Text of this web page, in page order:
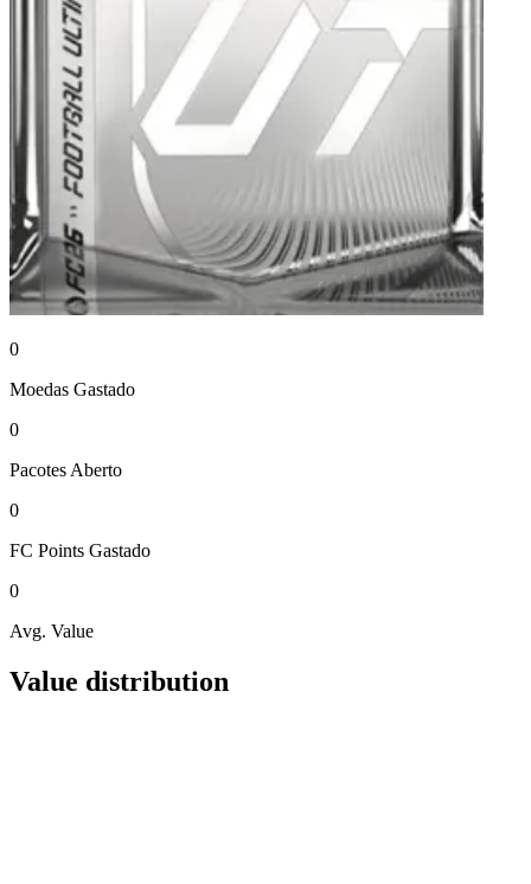
0
Moedas Gastado
0
Pacotes Aberto
0
FC Points Gastado
0
Avg. Value
Value distribution